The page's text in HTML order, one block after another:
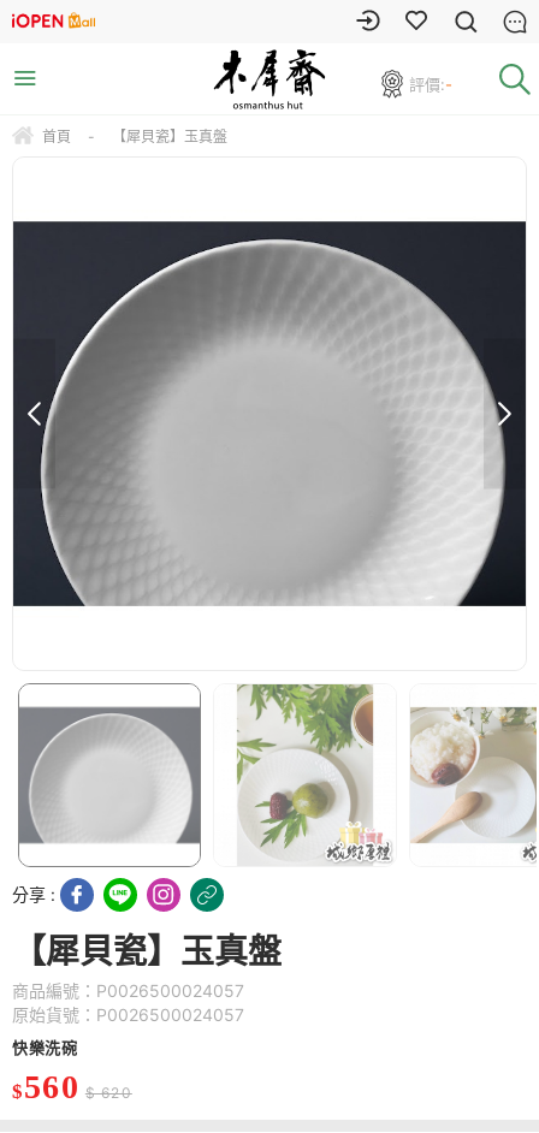
評價:-
首頁 - 【犀貝瓷】玉真盤
分享 :
【犀貝瓷】玉真盤
商品編號：P0026500024057
原始貨號：P0026500024057
快樂洗碗
$560 $ 620